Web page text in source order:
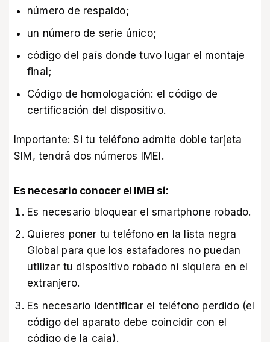
número de respaldo;
un número de serie único;
código del país donde tuvo lugar el montaje
final;
Código de homologación: el código de
certificación del dispositivo.
Importante: Si tu teléfono admite doble tarjeta
SIM, tendrá dos números IMEI.
Es necesario conocer el IMEI si:
Es necesario bloquear el smartphone robado.
Quieres poner tu teléfono en la lista negra
Global para que los estafadores no puedan
utilizar tu dispositivo robado ni siquiera en el
extranjero.
Es necesario identificar el teléfono perdido (el
código del aparato debe coincidir con el
código de la caja).